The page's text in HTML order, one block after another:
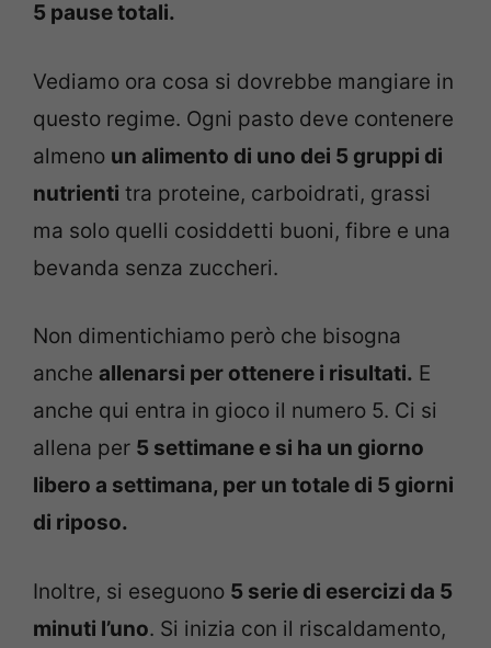
5 pause totali.
Vediamo ora cosa si dovrebbe mangiare in
questo regime. Ogni pasto deve contenere
almeno un alimento di uno dei 5 gruppi di
nutrienti tra proteine, carboidrati, grassi
ma solo quelli cosiddetti buoni, fibre e una
bevanda senza zuccheri.
Non dimentichiamo però che bisogna
anche allenarsi per ottenere i risultati. E
anche qui entra in gioco il numero 5. Ci si
allena per 5 settimane e si ha un giorno
libero a settimana, per un totale di 5 giorni
di riposo.
Inoltre, si eseguono 5 serie di esercizi da 5
minuti l’uno. Si inizia con il riscaldamento,